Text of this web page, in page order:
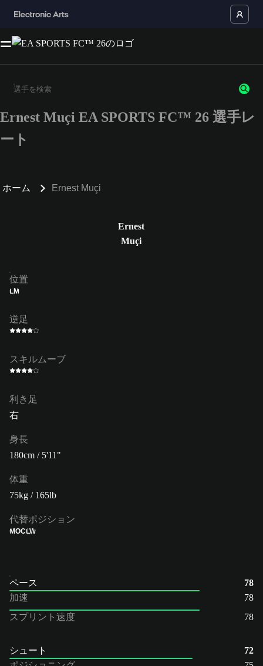
3文字以上の文字または数字を入力してください。
Ernest Muçi EA SPORTS FC™ 26 選手レ
ート
ホーム Ernest Muçi
Ernest
Muçi
位置
LM
逆足
スキルムーブ
利き足
右
身長
180cm / 5'11"
体重
75kg / 165lb
代替ポジション
MOCLW
ペース
78
加速
78
スプリント速度
78
シュート
72